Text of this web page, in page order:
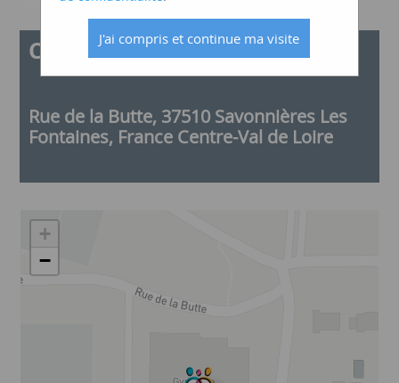
Café Familles
Rue de la Butte, 37510 Savonnières Les
Fontaines, France Centre-Val de Loire
+
−
J'ai compris et continue ma visite